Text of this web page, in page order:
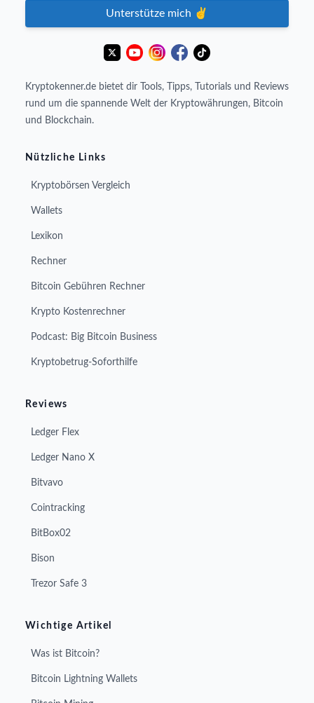
Unterstütze mich ✌️
Kryptokenner.de bietet dir Tools, Tipps, Tutorials und Reviews
rund um die spannende Welt der Kryptowährungen, Bitcoin
und Blockchain.
Nützliche Links
Kryptobörsen Vergleich
Wallets
Lexikon
Rechner
Bitcoin Gebühren Rechner
Krypto Kostenrechner
Podcast: Big Bitcoin Business
Kryptobetrug-Soforthilfe
Reviews
Ledger Flex
Ledger Nano X
Bitvavo
Cointracking
BitBox02
Bison
Trezor Safe 3
Wichtige Artikel
Was ist Bitcoin?
Bitcoin Lightning Wallets